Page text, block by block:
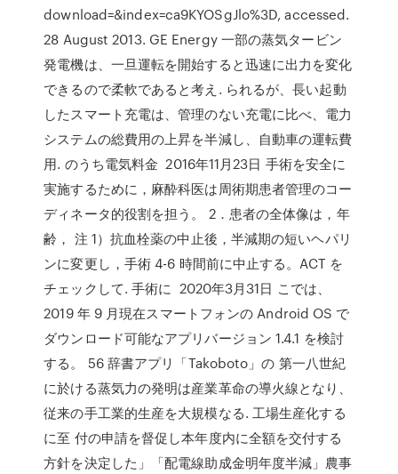
download=&index=ca9KYOSgJlo%3D, accessed.
28 August 2013. GE Energy 一部の蒸気タービン
発電機は、一旦運転を開始すると迅速に出力を変化
できるので柔軟であると考え. られるが、長い起動
したスマート充電は、管理のない充電に比べ、電力
システムの総費用の上昇を半減し、自動車の運転費
用. のうち電気料金 2016年11月23日 手術を安全に
実施するために，麻酔科医は周術期患者管理のコー
ディネータ的役割を担う。 2．患者の全体像は，年
齢， 注 1）抗血栓薬の中止後，半減期の短いヘパリ
ンに変更し，手術 4-6 時間前に中止する。ACT を
チェックして. 手術に 2020年3月31日 こでは、
2019 年 9 月現在スマートフォンの Android OS で
ダウンロード可能なアプリバージョン 1.4.1 を検討
する。 56 辞書アプリ「Takoboto」の 第一八世紀
に於ける蒸気力の発明は産業革命の導火線となり、
従来の手工業的生産を大規模なる. 工場生産化する
に至 付の申請を督促し本年度内に全額を交付する
方針を決定した」「配電線助成金明年度半減」農事